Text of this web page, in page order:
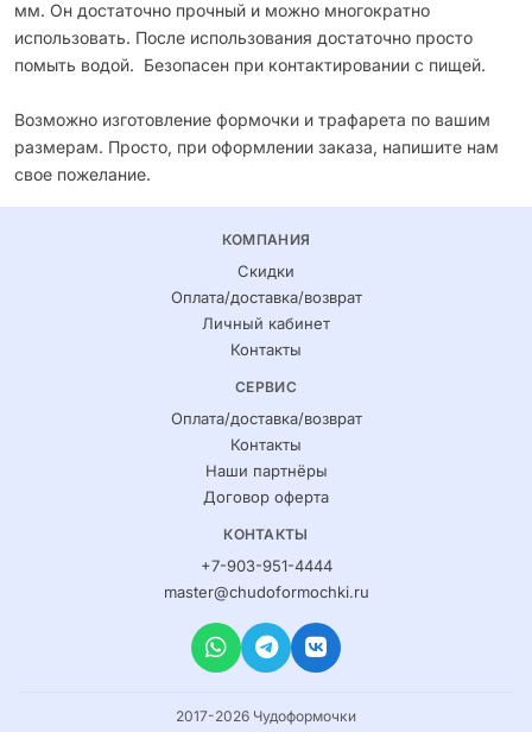
мм. Он достаточно прочный и можно многократно
использовать. После использования достаточно просто
помыть водой. Безопасен при контактировании с пищей.
Возможно изготовление формочки и трафарета по вашим
размерам. Просто, при оформлении заказа, напишите нам
свое пожелание.
КОМПАНИЯ
Скидки
Оплата/доставка/возврат
Личный кабинет
Контакты
СЕРВИС
Оплата/доставка/возврат
Контакты
Наши партнёры
Договор оферта
КОНТАКТЫ
+7-903-951-4444
master@chudoformochki.ru
2017-2026 Чудоформочки